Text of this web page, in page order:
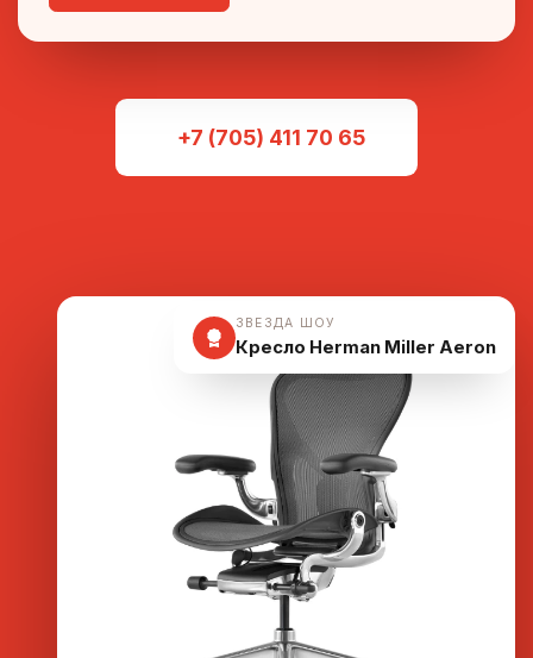
+7 (705) 411 70 65
ЗВЕЗДА ШОУ
Кресло Herman Miller Aeron